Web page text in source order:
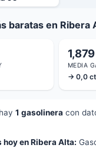
baratas en Ribera
MEDIA
→ 0,0
hay 1 gasolinera con
en Ribera Alta: